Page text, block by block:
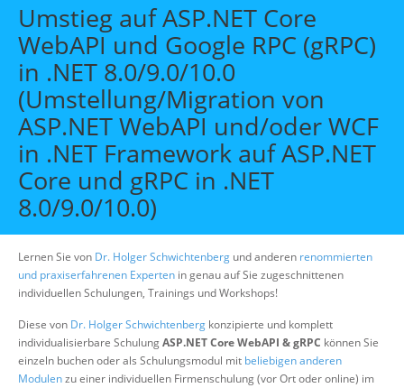
Beratung
Individuelle Schulungen
Offene Seminare
Wissen
Über uns
Suche
Umstieg auf ASP.NET Core
WebAPI und Google RPC (gRPC)
in .NET 8.0/9.0/10.0
(Umstellung/Migration von
ASP.NET WebAPI und/oder WCF
in .NET Framework auf ASP.NET
Core und gRPC in .NET
8.0/9.0/10.0)
Lernen Sie von Dr. Holger Schwichtenberg und anderen renommierten
und praxiserfahrenen Experten in genau auf Sie zugeschnittenen
individuellen Schulungen, Trainings und Workshops!
Diese von Dr. Holger Schwichtenberg konzipierte und komplett
individualisierbare SchulungASP.NET Core WebAPI & gRPC können Sie
einzeln buchen oder als Schulungsmodul mit beliebigen anderen
Modulenzu einer individuellen Firmenschulung (vor Ort oder online) im